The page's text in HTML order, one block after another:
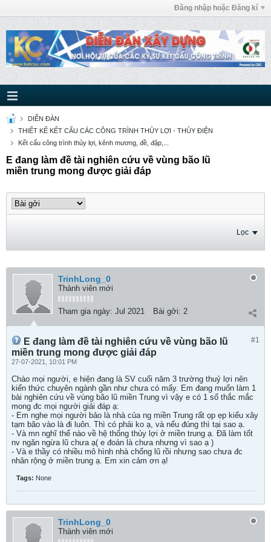
Đăng nhập hoặc Đăng kí
DIỄN ĐÀN
THIẾT KẾ KẾT CẤU CÁC CÔNG TRÌNH THỦY LỢI - THỦY ĐIỆN
Kết cấu công trình thủy lợi, kênh mương, đề, đập,...
E đang làm đề tài nghiên cứu về vùng bão lũ
miền trung mong được giải đáp
Lọc
TrinhLong_0
Thành viên mới
Tham gia ngày: Jul 2021 Bài gởi: 2
#1
E đang làm đề tài nghiên cứu về vùng bão lũ
miền trung mong được giải đáp
27-07-2021, 10:01 PM
Chào mọi người, e hiện đang là SV cuối năm 3 trường thuỷ lợi nên
kiến thức chuyên ngành gần như chưa có mấy. Em đang muốn làm 1
bài nghiên cứu về vùng bão lũ miền Trung vì vậy e có 1 số thắc mắc
mong đc mọi người giải đáp ạ:
- Em nghe mọi người bảo là nhà của ng miền Trung rất ọp ẹp kiểu xây
tạm bão vào là đi luôn. Thì có phải ko ạ, và nếu đúng thì tại sao ạ.
- Và mn nghĩ thế nào về hệ thống thủy lợi ở miền trung ạ. Đã làm tốt
nv ngăn ngừa lũ chưa ạ( e đoán là chưa nhưng vì sao ạ )
- Và e thầy có nhiều mô hình nhà chống lũ rồi nhưng sao chưa đc
nhân rộng ở miền trung ạ. Em xin cảm ơn ạ!
Tags: None
TrinhLong_0
Thành viên mới